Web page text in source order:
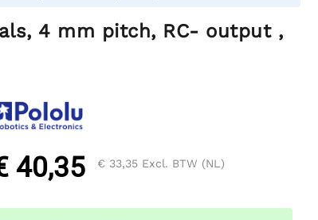
4 mm pitch, RC- output ,
40,35 € 33,35 Excl. BTW (NL)